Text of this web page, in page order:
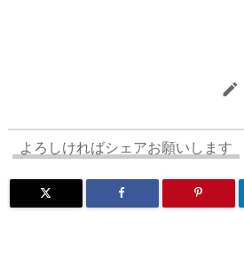
s o
n
ar
d

よろしければシェアお願いします